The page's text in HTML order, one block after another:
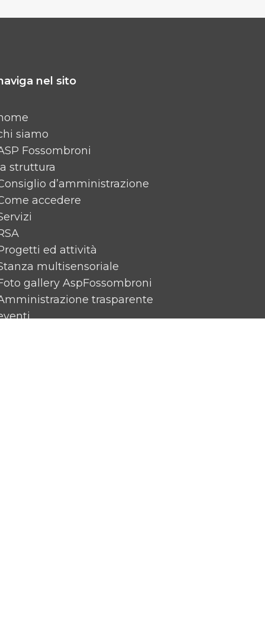
nel sito
siamo
Fossombroni
struttura
d’amministrazione
accedere
ed attività
multisensoriale
gallery AspFossombroni
trasparente